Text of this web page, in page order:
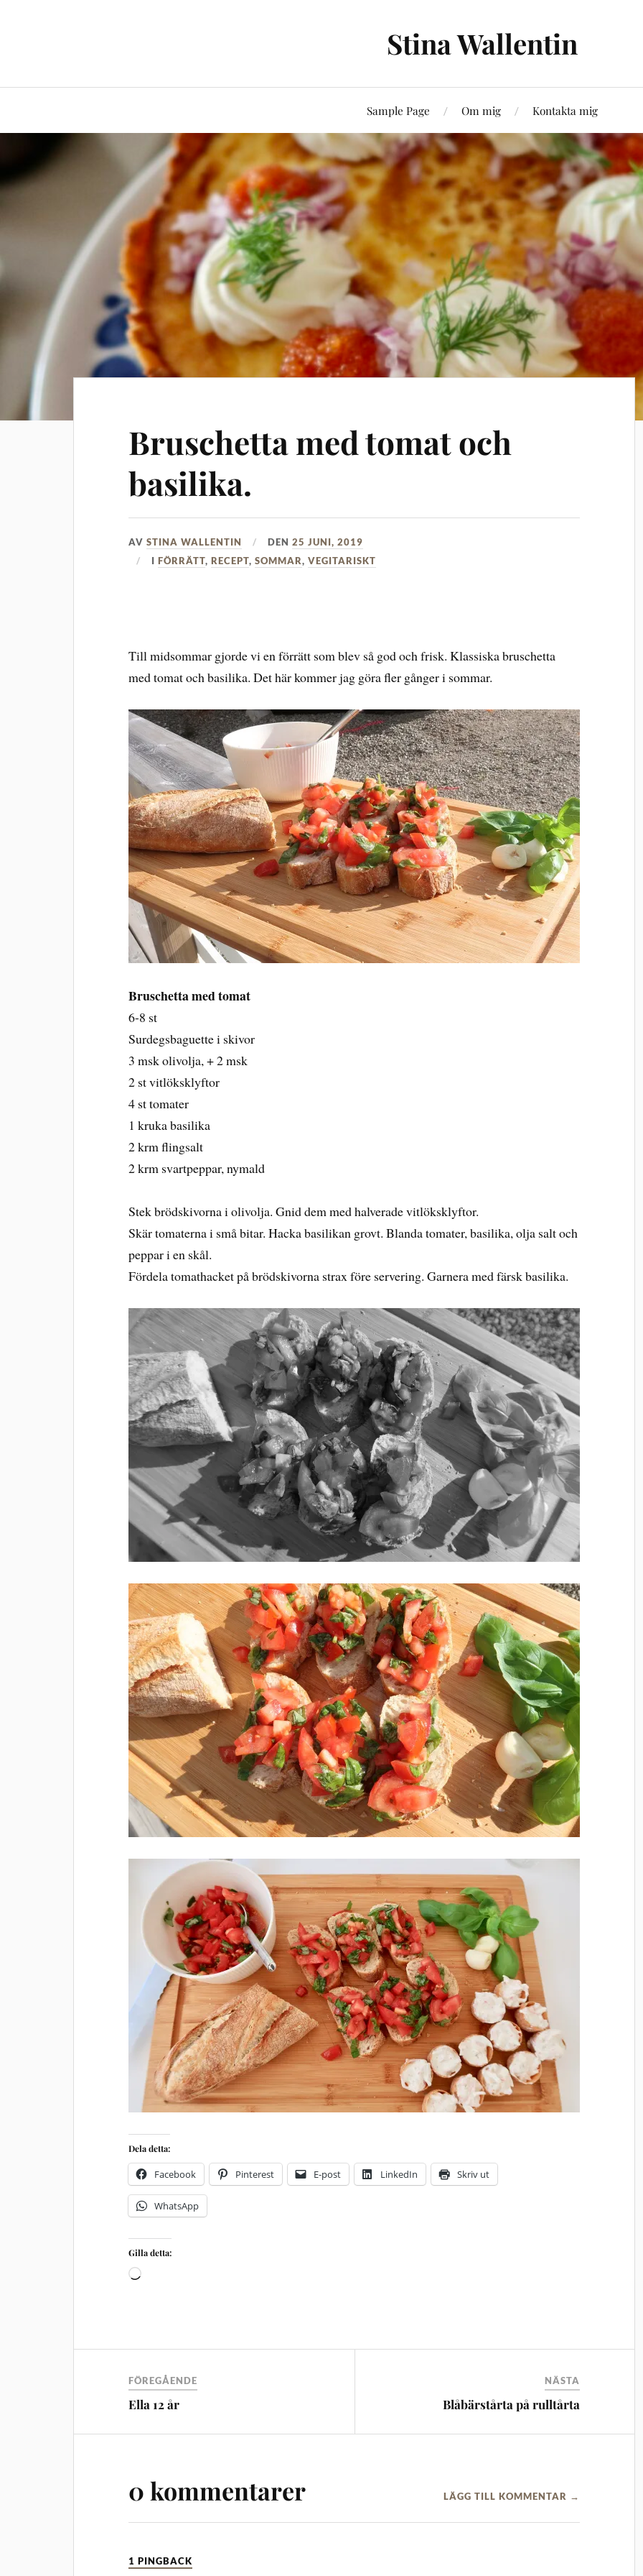
Stina Wallentin
Sample Page Om mig Kontakta mig
Bruschetta med tomat och
basilika.
AVSTINA WALLENTIN DEN25 JUNI, 2019
IFÖRRÄTT,RECEPT,SOMMAR,VEGITARISKT
Till midsommar gjorde vi en förrätt som blev så god och frisk. Klassiska bruschetta
med tomat och basilika. Det här kommer jag göra fler gånger i sommar.
Bruschetta med tomat
6-8 st
Surdegsbaguette i skivor
3 msk olivolja, + 2 msk
2 st vitlöksklyftor
4 st tomater
1 kruka basilika
2 krm flingsalt
2 krm svartpeppar, nymald
Stek brödskivorna i olivolja. Gnid dem med halverade vitlöksklyftor.
Skär tomaterna i små bitar. Hacka basilikan grovt. Blanda tomater, basilika, olja salt och
peppar i en skål.
Fördela tomathacket på brödskivorna strax före servering. Garnera med färsk basilika.
Dela detta:
Facebook Pinterest E-post LinkedIn Skriv ut
WhatsApp
Gilla detta:
FÖREGÅENDE
Ella 12 år
NÄSTA
Blåbärstårta på rulltårta
0 kommentarer LÄGG TILL KOMMENTAR →
1 PINGBACK